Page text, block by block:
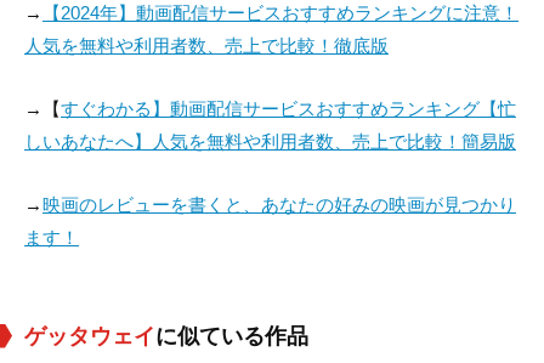
役：Soldier
役：Woman on Trai
n
役：Bookkeeper
→
【2024年】動画配信サービスおすすめランキングに注意！
人気を無料や利用者数、売上で比較！徹底版
→【すぐわかる】動画配信サービスおすすめランキング【忙
しいあなたへ】人気を無料や利用者数、売上で比較！簡易版
→映画のレビューを書くと、あなたの好みの映画が見つかり
ます！
ゲッタウェイに似ている作品